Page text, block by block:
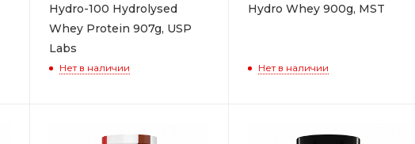
Hydro-100 Hydrolysed
Whey Protein 907g, USP
Labs
Нет в наличии
Hydro Whey 900g, MST
Нет в наличии